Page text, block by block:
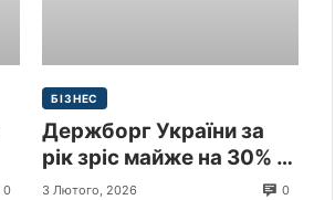
0
БІЗНЕС
Держборг України за
рік зріс майже на 30% і
перевищив 9 трлн грн
3 Лютого, 2026 0